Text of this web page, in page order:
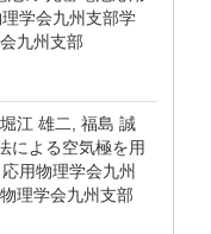
学会九州支部学
九州支部
江 雄二, 福島 誠
による空気極を用
用物理学会九州
理学会九州支部